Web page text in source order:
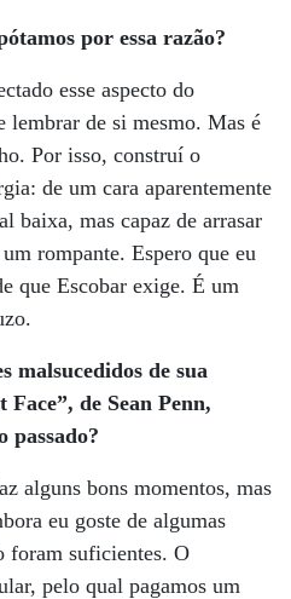
por essa razão?
esse aspecto do
lembrar de si mesmo. Mas é
Por isso, construí o
de um cara aparentemente
baixa, mas capaz de arrasar
rompante. Espero que eu
que Escobar exige. É um
malsucedidos de sua
de Sean Penn,
passado?
alguns bons momentos, mas
eu goste de algumas
foram suficientes. O
pelo qual pagamos um